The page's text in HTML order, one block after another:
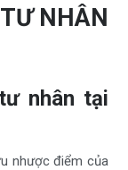
NHÂN
nhân tại
nhược điểm của